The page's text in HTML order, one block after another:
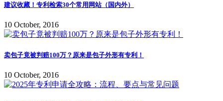
建议收藏！专利检索30个常用网站（国内外）
10 October, 2016
卖包子竟被判赔100万？原来是包子外形有专利！
10 October, 2016